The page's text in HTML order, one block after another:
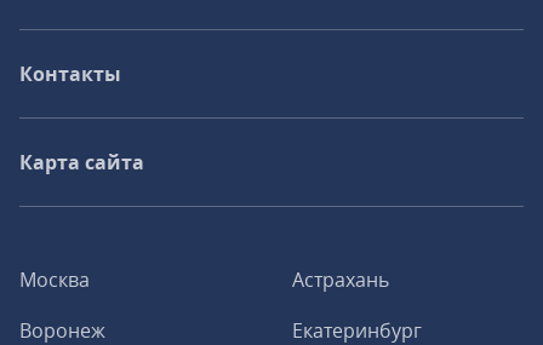
Москва
Астрахань
Воронеж
Екатеринбург
Контакты
Карта сайта